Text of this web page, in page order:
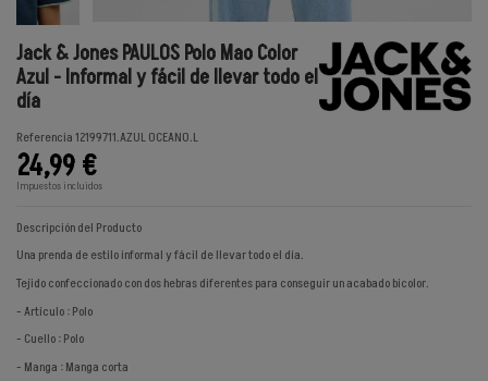
Jack & Jones PAULOS Polo Mao Color
Azul - Informal y fácil de llevar todo el
día
Referencia12199711.AZUL OCEANO.L
24,99 €
Impuestos incluidos
Descripción del Producto
Una prenda de estilo informal y fácil de llevar todo el día.
Tejido confeccionado con dos hebras diferentes para conseguir un acabado bicolor.
- Artículo : Polo
- Cuello : Polo
- Manga : Manga corta